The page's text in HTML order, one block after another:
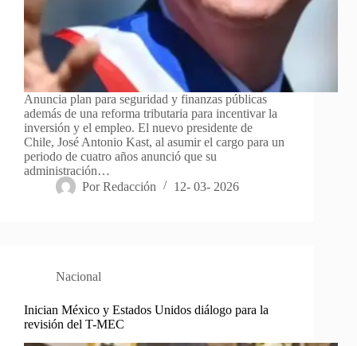
Anuncia plan para seguridad y finanzas públicas
además de una reforma tributaria para incentivar la
inversión y el empleo. El nuevo presidente de
Chile, José Antonio Kast, al asumir el cargo para un
periodo de cuatro años anunció que su
administración…
Por Redacción 12- 03- 2026
Nacional
Inician México y Estados Unidos diálogo para la
revisión del T-MEC